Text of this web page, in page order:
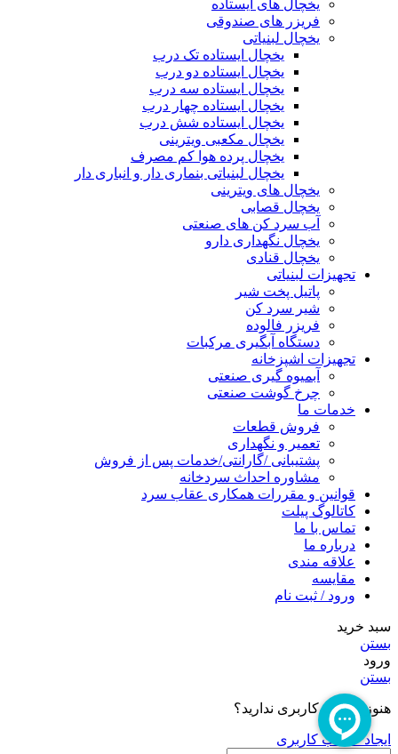
یخچال های ایستاده
فریزر های صندوقی
یخچال لبنیاتی
یخچال ایستاده تک درب
یخچال ایستاده دو درب
یخچال ایستاده سه درب
یخچال ایستاده چهار درب
یخچال ایستاده شش درب
یخچال مکعبی ویترینی
یخچال پرده هوا کم مصرف
یخچال لبنیاتی بنماری دار و انباری دار
یخچال های ویترینی
یخچال قصابی
آب سرد کن های صنعتی
یخچال نگهداری دارو
یخچال قنادی
تجهیزات لبنیاتی
پاتیل پخت شیر
شیر سرد کن
فریزر فالوده
دستگاه آبگیری مرکبات
تجهیزات اشپزخانه
آبمیوه گیری صنعتی
چرخ گوشت صنعتی
خدمات ما
فروش قطعات
تعمیر و نگهداری
پشتیبانی /گارانتی/خدمات پس از فروش
مشاوره احداث سردخانه
قوانین و مقررات همکاری عقاب سرد
کاتالوگ پیلت
تماس با ما
درباره ما
علاقه مندی
مقایسه
ورود / ثبت نام
سبد خرید
بستن
ورود
بستن
هنوز حساب کاربری ندارید؟
ایجاد حساب کاربری